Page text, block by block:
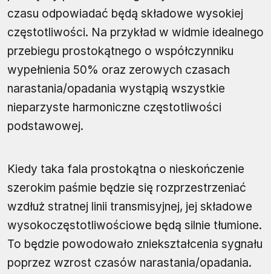
czasu odpowiadać będą składowe wysokiej
częstotliwości. Na przykład w widmie idealnego
przebiegu prostokątnego o współczynniku
wypełnienia 50% oraz zerowych czasach
narastania/opadania wystąpią wszystkie
nieparzyste harmoniczne częstotliwości
podstawowej.
Kiedy taka fala prostokątna o nieskończenie
szerokim paśmie będzie się rozprzestrzeniać
wzdłuż stratnej linii transmisyjnej, jej składowe
wysokoczęstotliwościowe będą silnie tłumione.
To będzie powodowało zniekształcenia sygnału
poprzez wzrost czasów narastania/opadania.